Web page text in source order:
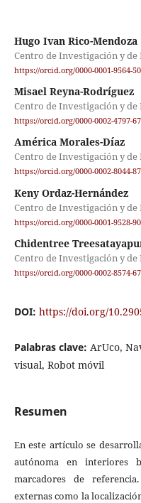
Hugo Ivan Rico-Mendoza
Centro de Investigación y
https://orcid.org/0000-0001-9564-
Misael Reyna-Rodríguez
Centro de Investigación y
https://orcid.org/0000-0002-4797-
América Morales-Díaz
Centro de Investigación y
https://orcid.org/0000-0002-8044-
Keny Ordaz-Hernández
Centro de Investigación y
https://orcid.org/0000-0001-9528-
Chidentree
Centro de Investigación y
https://orcid.org/0000-0002-8574-
DOI: https://doi.org/
Palabras clave: ArUco,
visual, Robot móvil
Resumen
En este artículo se
autónoma en interiores
marcadores de
externas como la